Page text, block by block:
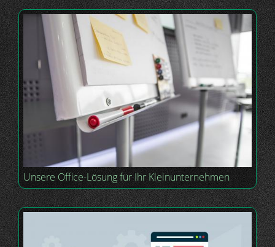
Unsere Office-Lösung für Ihr Kleinunternehmen